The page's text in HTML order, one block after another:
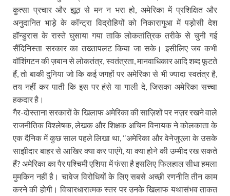
कुत्सा प्रचार और झूठ से मन न भरा हो, अमेरिका में प्रशिक्षित और
अनुदानित भाड़े के कॉन्ट्रा विद्रोहियों को निकारागुआ में पड़ोसी देश
हॉन्डुरास के रास्ते घुसाया गया ताकि लोकतांत्रिक तरीके से चुनी गई
सैंदिनिस्ता सरकार का तख्तापलट किया जा सके। इसीलिए जब कभी
वॉशिंगटन की ज़बान से लोकतंत्र, स्वतंत्रता, मानवाधिकार आदि शब्द फूटते
हैं, तो बाकी दुनिया जो कि कई जगहों पर अमेरिका से भी ज्यादा स्वतंत्र है,
तय नहीं कर पाती कि इस पर हंसे या गाली दे, जिसका अमेरिका सच्चा
हकदार है।
गैर-दोस्ताना सरकारों के खिलाफ अमेरिका की साज़िशों पर नज़र रखने वाले
राजनीतिक विश्लेषक, लेखक और शिक्षक अचिन विनायक ने कोलकाता के
एक दैनिक में कुछ साल पहले लिखा था, ‘‘अमेरिका और वेनेजुएला के उसके
साझीदार बाहर से आखिर क्या कर पाएंगे, या क्या होने की उम्मीद रख सकते
हैं? अमेरिका का पैर पश्चिमी एशिया में फंसा है इसलिए फिलहाल सीधा हमला
मुमकिन नहीं है। चावेज विरोधियों के लिए सबसे अच्छी रणनीति तीन काम
करने की होगी। विचारधारात्मक स्तर पर उनके खिलाफ यथासंभव ताकत